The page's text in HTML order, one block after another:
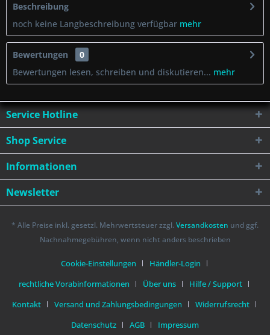
Beschreibung
noch keine Langbeschreibung verfügbar mehr
Bewertungen
0
Bewertungen lesen, schreiben und diskutieren... mehr
Service Hotline
Shop Service
Informationen
Newsletter
* Alle Preise inkl. gesetzl. Mehrwertsteuer zzgl. Versandkosten und ggf.
Nachnahmegebühren, wenn nicht anders beschrieben
Cookie-Einstellungen
Händler-Login
rechtliche Vorabinformationen
Über uns
Hilfe / Support
Kontakt
Versand und Zahlungsbedingungen
Widerrufsrecht
Datenschutz
AGB Impressum